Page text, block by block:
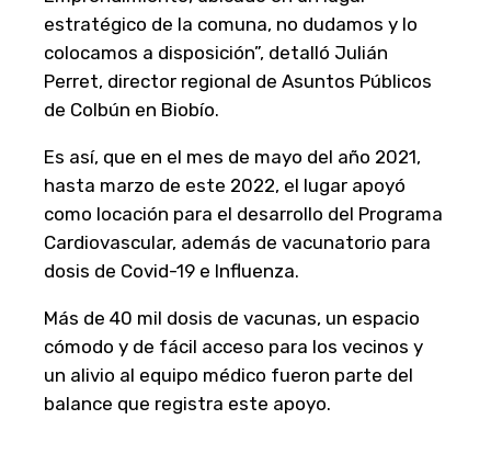
estratégico de la comuna, no dudamos y lo
colocamos a disposición”, detalló Julián
Perret, director regional de Asuntos Públicos
de Colbún en Biobío.
Es así, que en el mes de mayo del año 2021,
hasta marzo de este 2022, el lugar apoyó
como locación para el desarrollo del Programa
Cardiovascular, además de vacunatorio para
dosis de Covid-19 e Influenza.
Más de 40 mil dosis de vacunas, un espacio
cómodo y de fácil acceso para los vecinos y
un alivio al equipo médico fueron parte del
balance que registra este apoyo.